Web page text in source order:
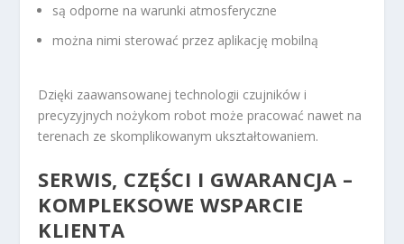
są odporne na warunki atmosferyczne
można nimi sterować przez aplikację mobilną
Dzięki zaawansowanej technologii czujników i
precyzyjnych nożykom robot może pracować nawet na
terenach ze skomplikowanym ukształtowaniem.
SERWIS, CZĘŚCI I GWARANCJA –
KOMPLEKSOWE WSPARCIE
KLIENTA